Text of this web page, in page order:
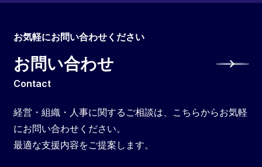
お気軽にお問い合わせください
お問い合わせ
Contact
経営・組織・人事に関するご相談は、こちらからお気軽
にお問い合わせください。
最適な支援内容をご提案します。